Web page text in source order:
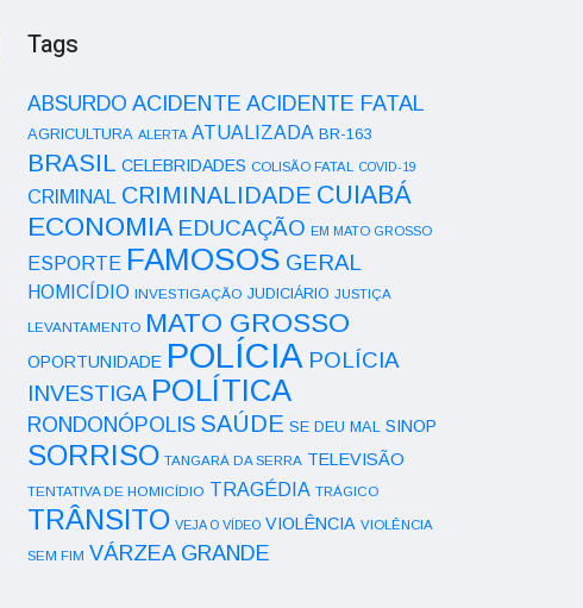
Tags
ABSURDO ACIDENTE ACIDENTE FATAL
AGRICULTURA ALERTA ATUALIZADA BR-163
BRASIL CELEBRIDADES COLISÃO FATAL COVID-19
CRIMINAL CRIMINALIDADE CUIABÁ
ECONOMIA EDUCAÇÃO EM MATO GROSSO
ESPORTE FAMOSOS GERAL
HOMICÍDIO INVESTIGAÇÃO JUDICIÁRIO JUSTIÇA
LEVANTAMENTO MATO GROSSO
OPORTUNIDADE POLÍCIA POLÍCIA
INVESTIGA POLÍTICA
RONDONÓPOLIS SAÚDE SE DEU MAL SINOP
SORRISO TANGARÁ DA SERRA TELEVISÃO
TENTATIVA DE HOMICÍDIO TRAGÉDIA TRÁGICO
TRÂNSITO VEJA O VÍDEO VIOLÊNCIA VIOLÊNCIA
SEM FIM VÁRZEA GRANDE